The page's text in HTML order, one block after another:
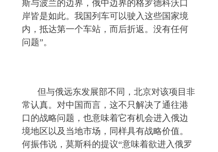
斯与波兰的边界，俄中边界的格罗德科沃口
岸皆是如此。我国列车可以驶入这些国家境
内，抵达第一个车站，而后折返。没有任何
问题”。
但与俄远东发展部不同，北京对该项目非
常认真。对中国而言，这不只解决了通往港
口的战略问题，也意味着它有机会进入俄边
境地区以及当地市场，同样具有战略价值。
何振伟说，莫斯科的提议“意味着欲进入俄罗